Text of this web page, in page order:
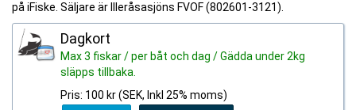
på iFiske. Säljare är Illeråsasjöns FVOF (802601-3121).
Dagkort
Max 3 fiskar / per båt och dag / Gädda under 2kg
släpps tillbaka.
Pris: 100 kr (SEK, Inkl 25% moms)